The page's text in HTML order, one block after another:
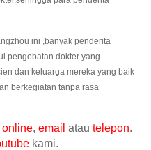
ini ,banyak penderita
pengobatan dokter yang
dan keluarga mereka yang baik
berkegiatan tanpa rasa
online, email atau telepon.
kami.